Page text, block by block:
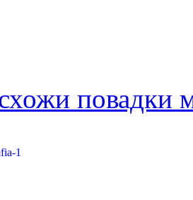
повадки